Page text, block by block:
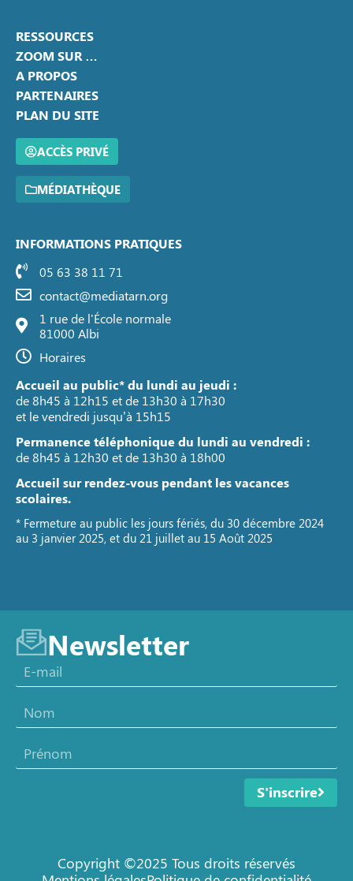
RESSOURCES
ZOOM SUR …
A PROPOS
PARTENAIRES
PLAN DU SITE
ACCÈS PRIVÉ
MÉDIATHÈQUE
INFORMATIONS PRATIQUES
05 63 38 11 71
contact@mediatarn.org
1 rue de l'École normale
81000 Albi
Horaires
Accueil au public* du lundi au jeudi :
de 8h45 à 12h15 et de 13h30 à 17h30
et le vendredi jusqu’à 15h15
Permanence téléphonique du lundi au vendredi :
de 8h45 à 12h30 et de 13h30 à 18h00
Accueil sur rendez-vous pendant les vacances
scolaires.
* Fermeture au public les jours fériés, du 30 décembre 2024
au 3 janvier 2025, et du 21 juillet au 15 Août 2025
Newsletter
S'inscrire
Copyright ©2025 Tous droits réservés